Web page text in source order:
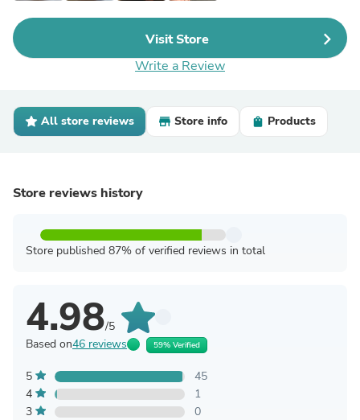
Visit Store
Write a Review
All store reviews Store info Products
Store reviews history
Store published 87% of verified reviews in total
4.98/5
Based on46 reviews 59% Verified
5
45
4
1
3
0